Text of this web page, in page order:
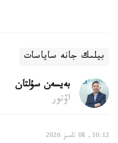
بيلىك جانە ساياسات
بەيسەن سۇلتان
اۆتور
10:12, 08 تامىز 2026